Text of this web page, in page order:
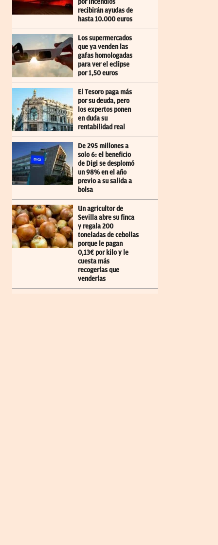
por incendios
recibirán ayudas de
hasta 10.000 euros
Los supermercados
que ya venden las
gafas homologadas
para ver el eclipse
por 1,50 euros
El Tesoro paga más
por su deuda, pero
los expertos ponen
en duda su
rentabilidad real
De 295 millones a
solo 6: el beneficio
de Digi se desplomó
un 98% en el año
previo a su salida a
bolsa
Un agricultor de
Sevilla abre su finca
y regala 200
toneladas de cebollas
porque le pagan
0,13€ por kilo y le
cuesta más
recogerlas que
venderlas